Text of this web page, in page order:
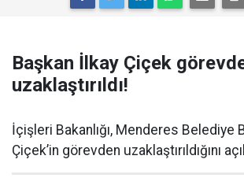
Başkan İlkay Çiçek
uzaklaştırıldı!
İçişleri Bakanlığı, Menderes Belediye
Çiçek’in görevden uzaklaştırıldığını